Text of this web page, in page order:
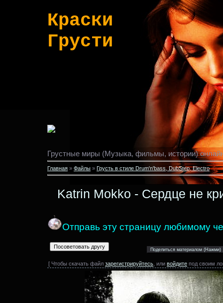
Краски
Грусти
Грустные миры (Музыка, фильмы, истории)
Главная » Файлы » Грусть в стиле Drum'n'bass, DubStep, Electro
Katrin Mokko - Сердце не
Отправь эту страницу любимому
[ Чтобы скачать файл зарегистрируйтесь , или войдите под своим